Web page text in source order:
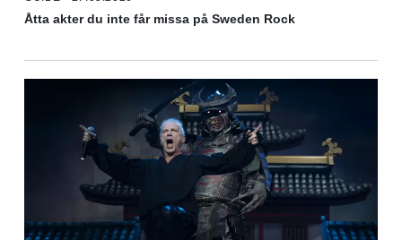
Åtta akter du inte får missa på Sweden Rock